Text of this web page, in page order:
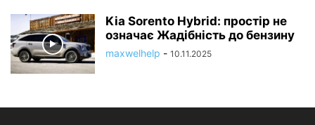
Kia Sorento Hybrid: простір не
означає Жадібність до бензину
maxwelhelp - 10.11.2025